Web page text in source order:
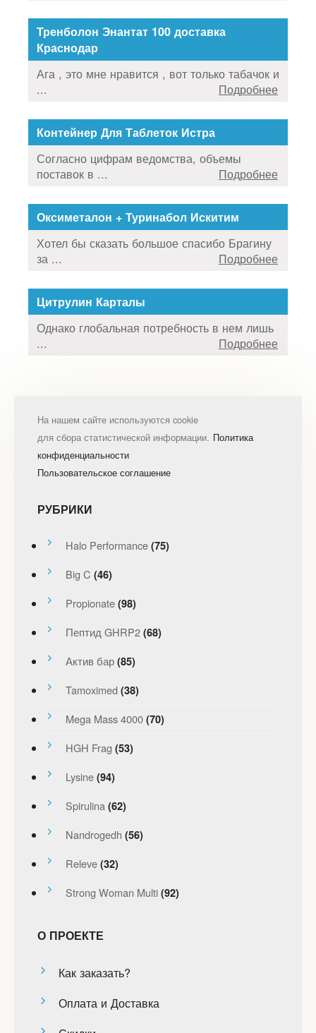
Тренболон Энантат 100 доставка
Краснодар
Ага , это мне нравится , вот только табачок и
...
Подробнее
Контейнер Для Таблеток Истра
Согласно цифрам ведомства, объемы
поставок в ...
Подробнее
Оксиметалон + Туринабол Искитим
Хотел бы сказать большое спасибо Брагину
за ...
Подробнее
Цитрулин Карталы
Однако глобальная потребность в нем лишь
...
Подробнее
На нашем сайте используются cookie
для сбора статистической информации. Политика
конфиденциальности
Пользовательское соглашение
РУБРИКИ
Halo Performance (75)
Big C (46)
Propionate (98)
Пептид GHRP2 (68)
Актив бар (85)
Tamoximed (38)
Mega Mass 4000 (70)
HGH Frag (53)
Lysine (94)
Spirulina (62)
Nandrogedh (56)
Releve (32)
Strong Woman Multi (92)
О ПРОЕКТЕ
Как заказать?
Оплата и Доставка